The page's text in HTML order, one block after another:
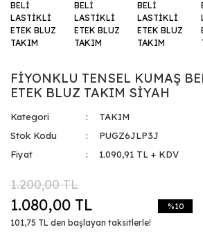
FİYONKLU TENSEL KUMAŞ
ETEK BLUZ TAKIM SİYAH
Kategori
TAKIM
Stok Kodu
PUGZ6JLP3J
Fiyat
1.090,91 TL + KDV
1.200,00 TL
1.080,00 TL
101,75 TL den başlayan taksitlerle!
%10